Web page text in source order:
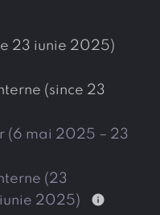
23 iunie 2025)
(since 23
(6 mai 2025 – 23
(23
2025)
info